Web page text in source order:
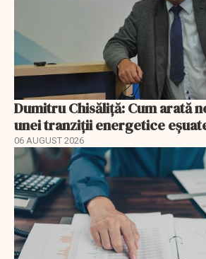
Dumitru Chisăliță: Cum arată
unei tranziții energetice
06 AUGUST 2026